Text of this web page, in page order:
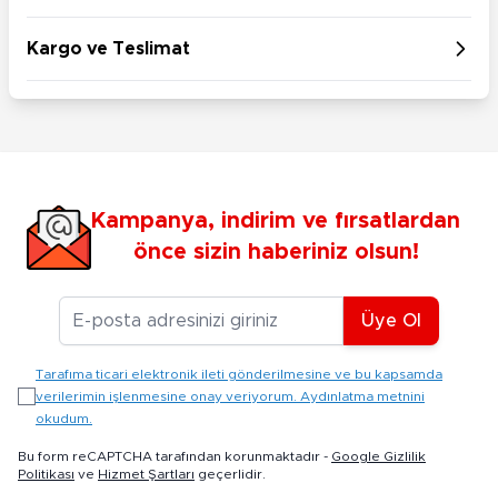
Kargo ve Teslimat
Kampanya, indirim ve fırsatlardan
önce sizin haberiniz olsun!
E-posta Adresiniz
Üye Ol
Tarafıma ticari elektronik ileti gönderilmesine ve bu kapsamda
verilerimin işlenmesine onay veriyorum. Aydınlatma metnini
okudum.
Bu form reCAPTCHA tarafından korunmaktadır - Google Gizlilik
Politikası ve Hizmet Şartları geçerlidir.